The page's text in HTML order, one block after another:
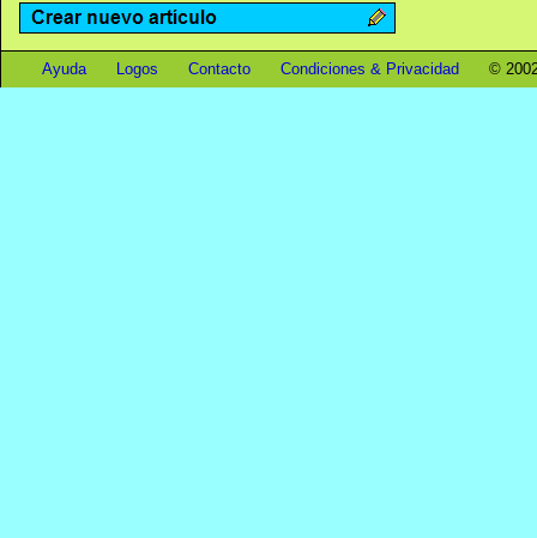
Ayuda Logos Contacto Condiciones & Privacidad ©